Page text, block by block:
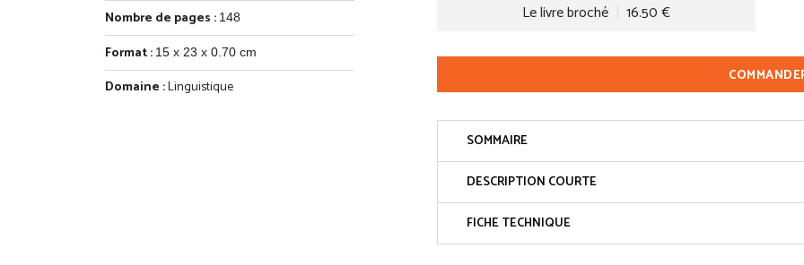
Nombre de pages : 148
Format : 15 x 23 x 0.70 cm
Domaine :Linguistique
Le livre broché 16.50 €
SOMMAIRE
DESCRIPTION COURTE
FICHE TECHNIQUE